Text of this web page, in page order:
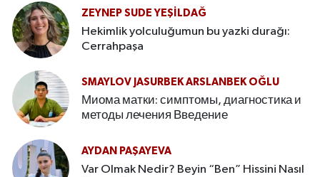
ZEYNEP SUDE YEŞİLDAĞ
Hekimlik yolculuğumun bu yazki durağı:
Cerrahpaşa
SMAYLOV JASURBEK ARSLANBEK OĞLU
Миома матки: симптомы, диагностика и
методы лечения Введение
AYDAN PAŞAYEVA
Var Olmak Nedir? Beyin “Ben” Hissini Nasıl